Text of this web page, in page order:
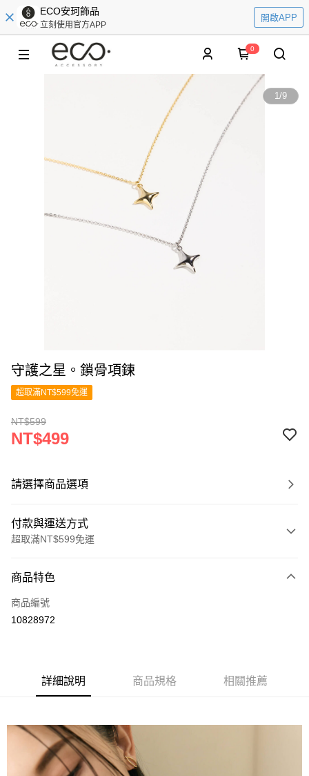
ECO安珂飾品
立刻使用官方APP
開啟APP
0
1/9
守護之星。鎖骨項鍊
超取滿NT$599免運
NT$599
NT$499
請選擇商品選項
付款與運送方式
超取滿NT$599免運
信用卡一次付款
超商取貨付款
街口支付
運送方式
不提供全家取貨付款
商品特色
商品編號
10828972
詳細說明 商品規格 相關推薦